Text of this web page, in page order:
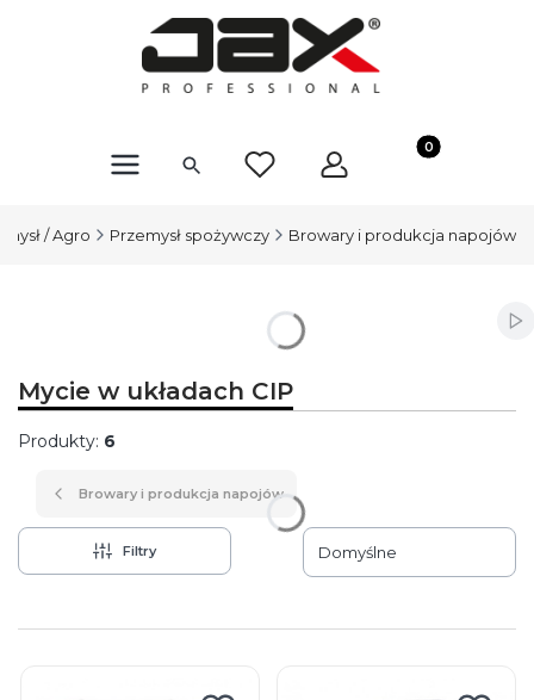
Produkty w
/ Agro Przemysł spożywczy Browary i produkcja napojów
Mycie w układach CIP
Produkty: 6
Browary i produkcja napojów
Filtry Domyślne